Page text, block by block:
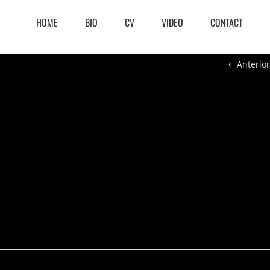
HOME BIO CV VIDEO CONTACT
Anterior